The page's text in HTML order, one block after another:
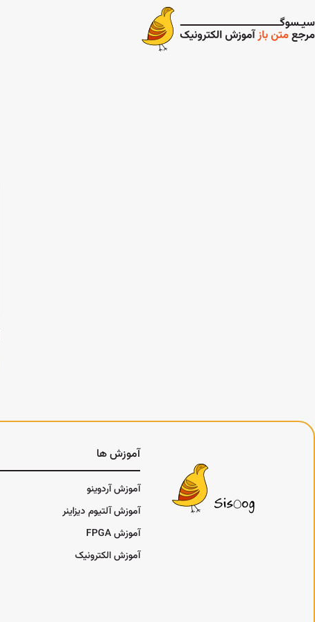
آموزش ها
آموزش آردوینو
آموزش آلتیوم دیزاینر
آموزش FPGA
آموزش الکترونیک